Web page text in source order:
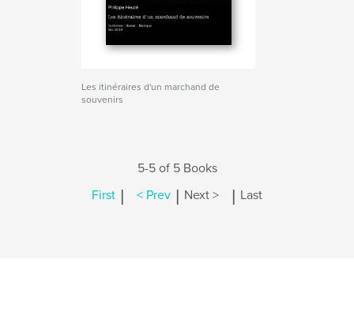
Les itinéraires d'un marchand de
souvenirs
5-5 of 5 Books
First | < Prev | Next > | Last